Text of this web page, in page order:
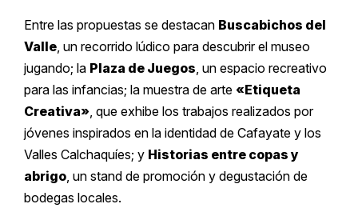
Entre las propuestas se destacan Buscabichos del
Valle, un recorrido lúdico para descubrir el museo
jugando; la Plaza de Juegos, un espacio recreativo
para las infancias; la muestra de arte «Etiqueta
Creativa», que exhibe los trabajos realizados por
jóvenes inspirados en la identidad de Cafayate y los
Valles Calchaquíes; y Historias entre copas y
abrigo, un stand de promoción y degustación de
bodegas locales.